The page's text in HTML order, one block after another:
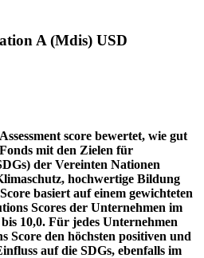
A (Mdis) USD
score bewertet, wie gut
mit den Zielen für
der Vereinten Nationen
hochwertige Bildung
basiert auf einem gewichteten
Scores der Unternehmen im
10,0. Für jedes Unternehmen
Score den höchsten positiven und
auf die SDGs, ebenfalls im